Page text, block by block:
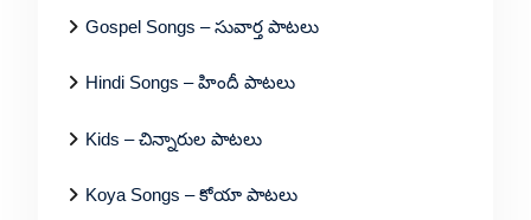
Gospel Songs – సువార్త పాటలు
Hindi Songs – హిందీ పాటలు
Kids – చిన్నారుల పాటలు
Koya Songs – కోయా పాటలు